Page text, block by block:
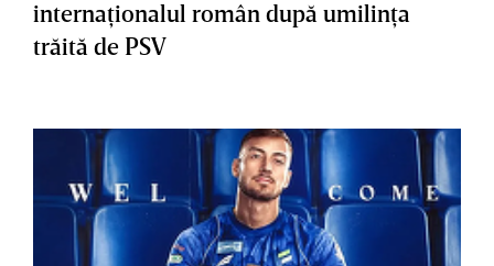
internaţionalul român după umilinţa
trăită de PSV